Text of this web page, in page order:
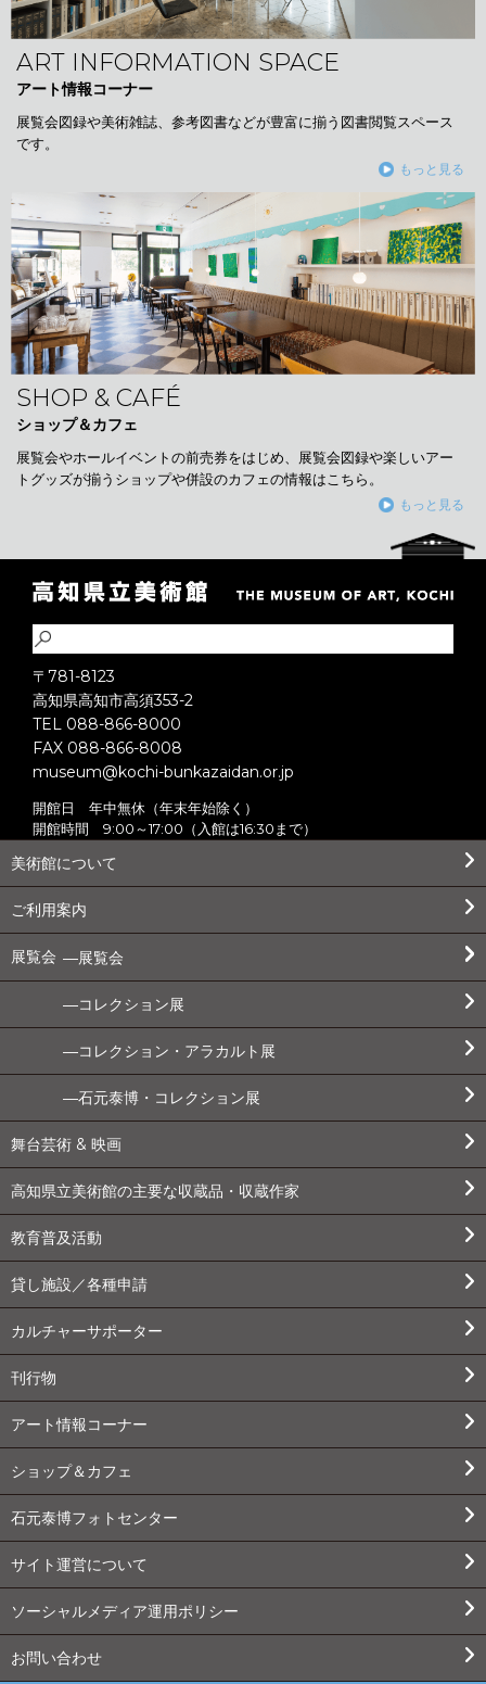
ART INFORMATION SPACE
アート情報コーナー
展覧会図録や美術雑誌、参考図書などが豊富に揃う図書閲覧スペース
です。
もっと見る
SHOP & CAFÉ
ショップ＆カフェ
展覧会やホールイベントの前売券をはじめ、展覧会図録や楽しいアー
トグッズが揃うショップや併設のカフェの情報はこちら。
もっと見る
〒781-8123
高知県高知市高須353-2
TEL 088-866-8000
FAX 088-866-8008
museum@kochi-bunkazaidan.or.jp
開館日 年中無休（年末年始除く）
開館時間 9:00～17:00（入館は16:30まで）
美術館について
ご利用案内
展覧会 展覧会
コレクション展
コレクション・アラカルト展
石元泰博・コレクション展
舞台芸術 & 映画
高知県立美術館の主要な収蔵品・収蔵作家
教育普及活動
貸し施設／各種申請
カルチャーサポーター
刊行物
アート情報コーナー
ショップ＆カフェ
石元泰博フォトセンター
サイト運営について
ソーシャルメディア運用ポリシー
お問い合わせ